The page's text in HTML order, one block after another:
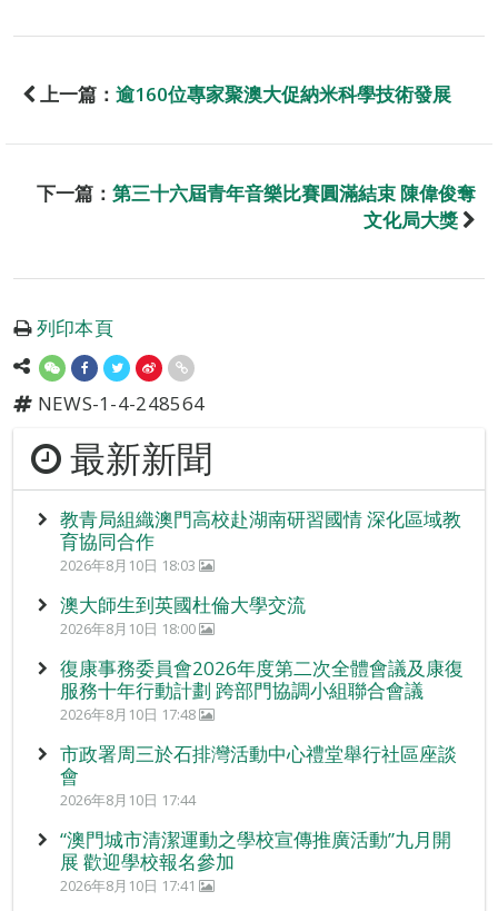
上一篇： 逾160位專家聚澳大促納米科學技術發展
下一篇： 第三十六屆青年音樂比賽圓滿結束 陳偉俊奪
文化局大獎
列印本頁
NEWS-1-4-248564
最新新聞
教青局組織澳門高校赴湖南研習國情 深化區域教
育協同合作
2026年8月10日 18:03
澳大師生到英國杜倫大學交流
2026年8月10日 18:00
復康事務委員會2026年度第二次全體會議及康復
服務十年行動計劃 跨部門協調小組聯合會議
2026年8月10日 17:48
市政署周三於石排灣活動中心禮堂舉行社區座談
會
2026年8月10日 17:44
“澳門城市清潔運動之學校宣傳推廣活動”九月開
展 歡迎學校報名參加
2026年8月10日 17:41